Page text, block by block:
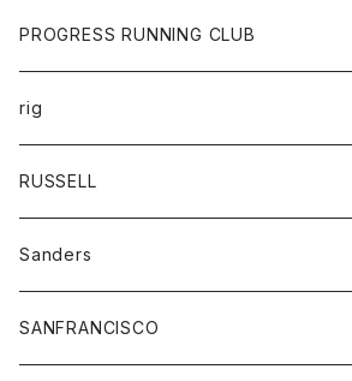
ニット
ベスト
パンツ
カットソー
コート
エプロン
キッズ
オーバーオール
ボトム
ペインターパンツ
PROGRESS RUNNING CLUB
トップス
Tシャツ
グッズ
帽子
rig
RUSSELL
アウター
コート
スカート
Sanders
グッズ
SANFRANCISCO